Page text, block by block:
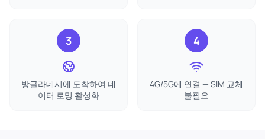
3
방글라데시에 도착하여 데
이터 로밍 활성화
4
4G/5G에 연결 — SIM 교체
불필요